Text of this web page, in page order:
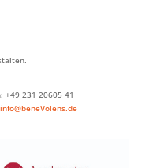
231 20605 41
info@beneVolens.de